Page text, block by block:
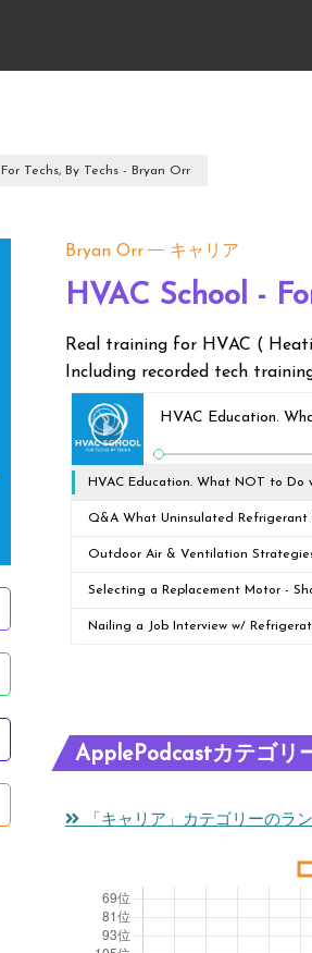
Techs, By Techs - Bryan Orr
Bryan Orr キャリア
HVAC School -
Real training for HVAC (
Including recorded tech
HVAC Education.
HVAC Education. What NOT to Do
Q&A What Uninsulated Refrigerant
Outdoor Air & Ventilation
Selecting a Replacement Motor -
Nailing a Job Interview w/
ApplePodcastカテゴリ
「キャリア」カテゴリーのラ